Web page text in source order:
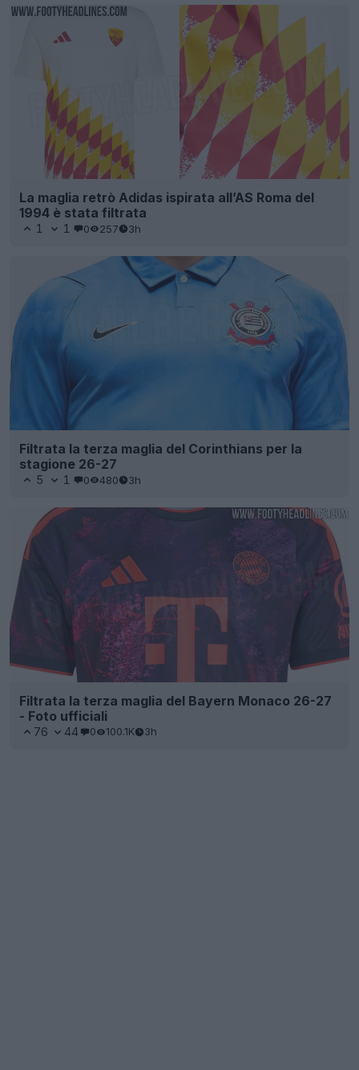
La maglia retrò Adidas ispirata all’AS Roma del
1994 è stata filtrata
1 1 0 257 3h
Filtrata la terza maglia del Corinthians per la
stagione 26-27
5 1 0 480 3h
Filtrata la terza maglia del Bayern Monaco 26-27
- Foto ufficiali
76 44 0 100.1K 3h